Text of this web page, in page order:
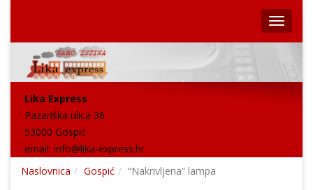
Lika Express
Pazariška ulica 36
53000 Gospić
email: info@lika-express.hr
Naslovnica
Gospić “Nakrivljena” lampa